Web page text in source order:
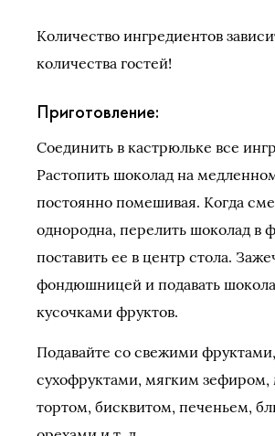
Количество ингредиентов
количества гостей!
Приготовление:
Соединить в кастрюльке все
Растопить шоколад на
постоянно помешивая. Когда
однородна, перелить шоколад в
поставить ее в центр стола.
фондюшницей и подавать
кусочками фруктов.
Подавайте со свежими фруктами,
сухофруктами, мягким
тортом, бисквитом, печеньем,